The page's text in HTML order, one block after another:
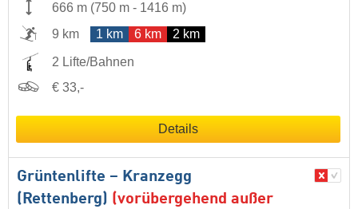
666 m (750 m - 1416 m)
9 km
1 km 6 km 2 km
2 Lifte/Bahnen
€ 33,-
Details
Grüntenlifte – Kranzegg
(Rettenberg) (vorübergehend außer